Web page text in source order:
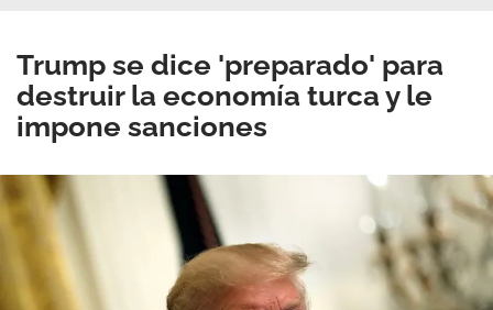
Trump se dice 'preparado' para
destruir la economía turca y le
impone sanciones